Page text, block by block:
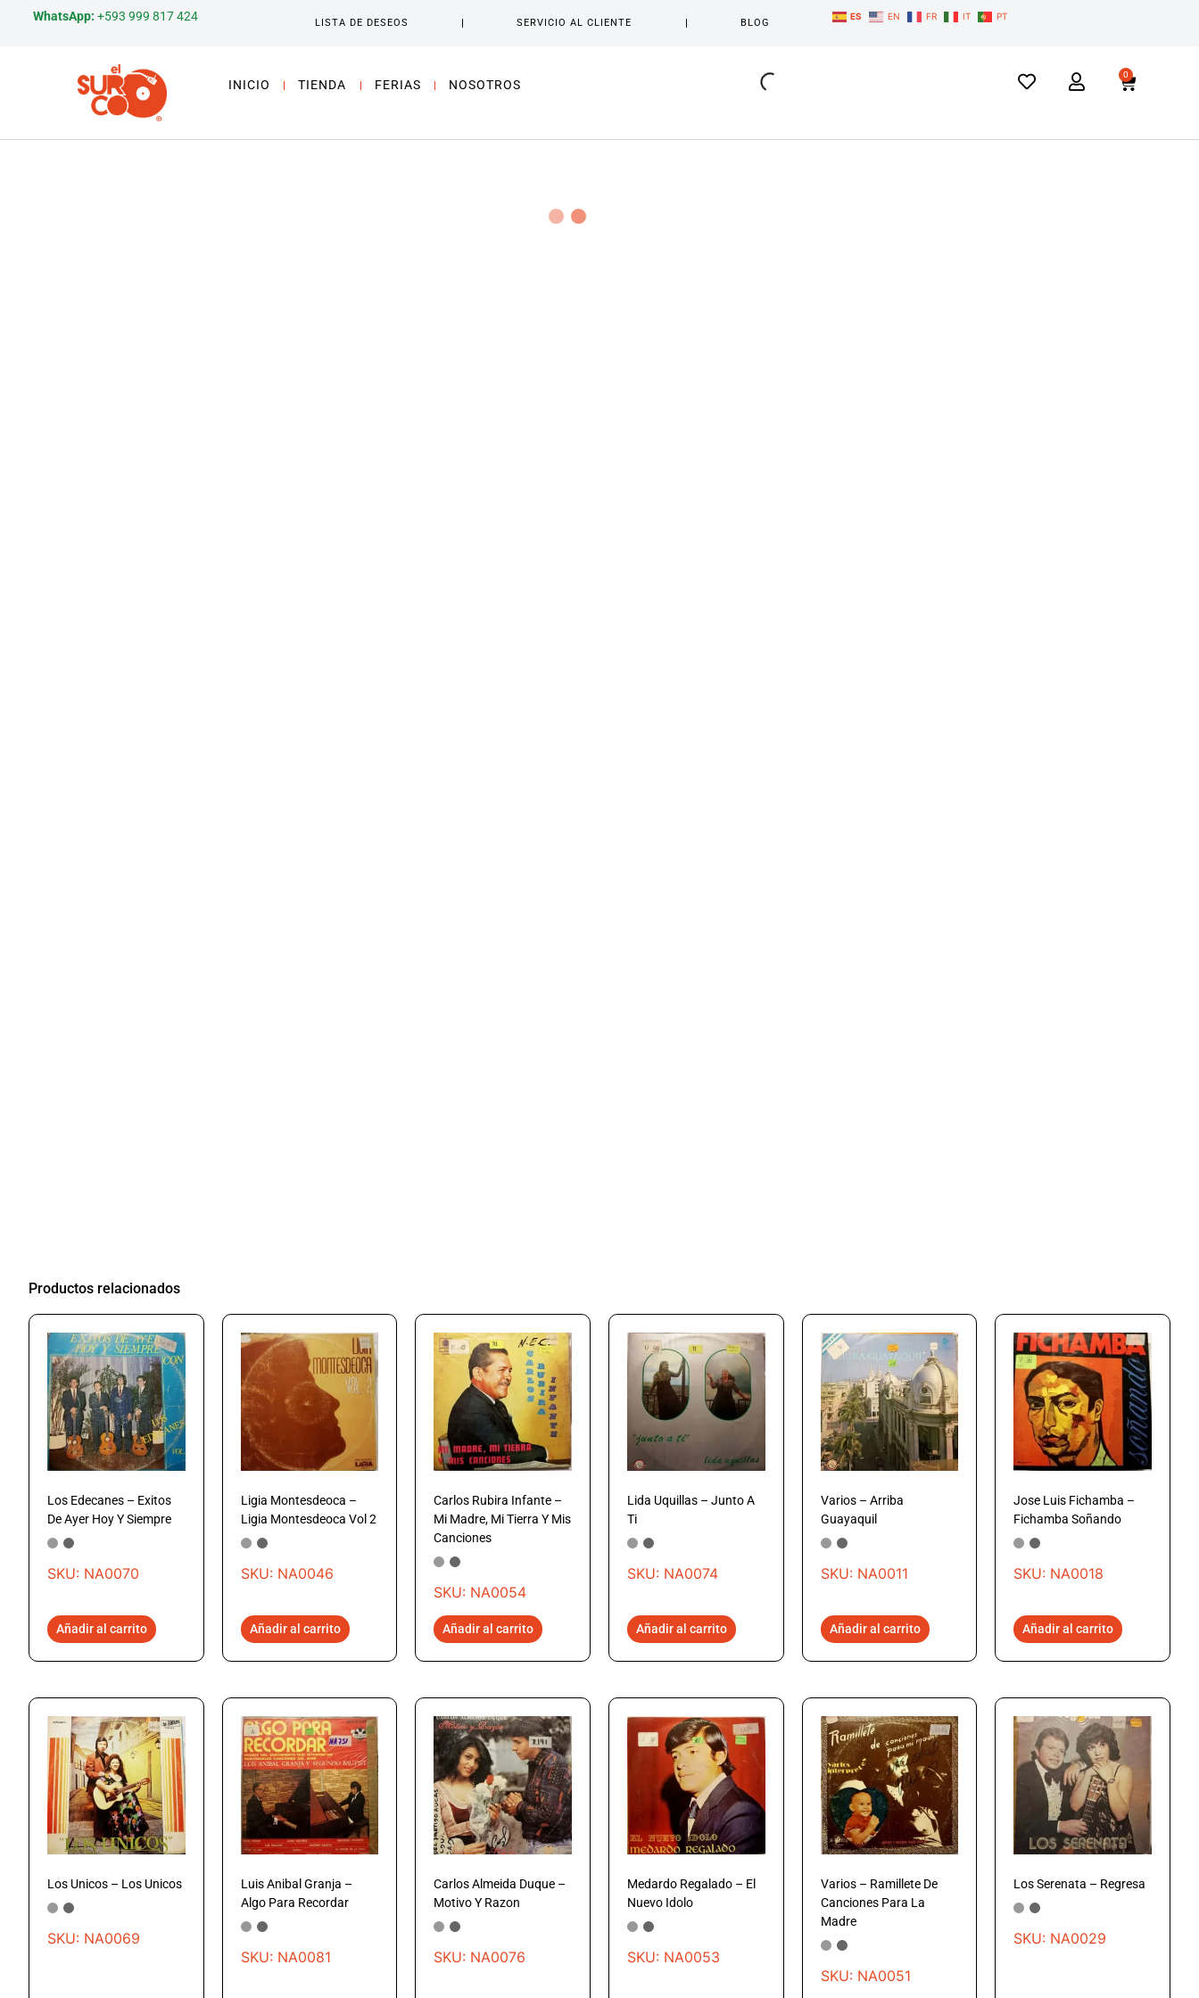
WhatsApp: +593 999 817 424 LISTA DE DESEOS SERVICIO AL CLIENTE BLOG
ES EN FR IT PT
INICIO TIENDA FERIAS NOSOTROS
0
Productos relacionados
Los Edecanes – Exitos
De Ayer Hoy Y Siempre
SKU: NA0070
Añadir al carrito
Ligia Montesdeoca –
Ligia Montesdeoca Vol 2
SKU: NA0046
Añadir al carrito
Carlos Rubira Infante –
Mi Madre, Mi Tierra Y Mis
Canciones
SKU: NA0054
Añadir al carrito
Lida Uquillas – Junto A
Ti
SKU: NA0074
Añadir al carrito
Varios – Arriba
Guayaquil
SKU: NA0011
Añadir al carrito
Jose Luis Fichamba –
Fichamba Soñando
SKU: NA0018
Añadir al carrito
Los Unicos – Los Unicos
SKU: NA0069
Luis Anibal Granja –
Algo Para Recordar
SKU: NA0081
Carlos Almeida Duque –
Motivo Y Razon
SKU: NA0076
Medardo Regalado – El
Nuevo Idolo
SKU: NA0053
Varios – Ramillete De
Canciones Para La
Madre
SKU: NA0051
Los Serenata – Regresa
SKU: NA0029